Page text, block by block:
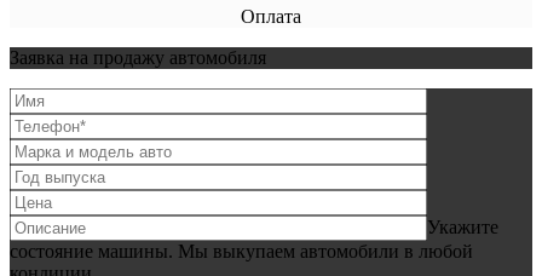
Оплата
Заявка на продажу автомобиля
Укажите
состояние машины. Мы выкупаем автомобили в любой